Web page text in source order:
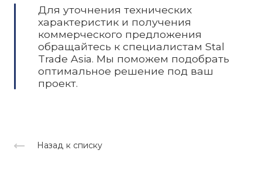
Для уточнения технических
характеристик и получения
коммерческого предложения
обращайтесь к специалистам Stal
Trade Asia. Мы поможем подобрать
оптимальное решение под ваш
проект.
Назад к списку